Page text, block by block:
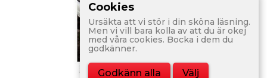
Cookies
Ursäkta att vi stör i din sköna läsning.
Men vi vill bara kolla av att du är okej
med våra cookies. Bocka i dem du
godkänner.
Godkänn alla Välj